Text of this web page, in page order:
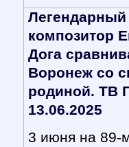
Легендарный
композитор
Дога
Воронеж со
родиной. ТВ
13.06.2025
3 июня на 89-